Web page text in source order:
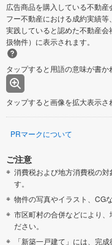
広告商品を購入している不動
フー不動産における成約実績
実践していると認めた不動産
扱物件）に表示されます。
タップすると用語の意味が書か
タップすると画像を拡大表示さ
PRマークについて
ご注意
消費税および地方消費税の
す。
物件の写真やイラスト、CG
市区町村の合併などにより
ださい。
「新築一戸建て」には、完